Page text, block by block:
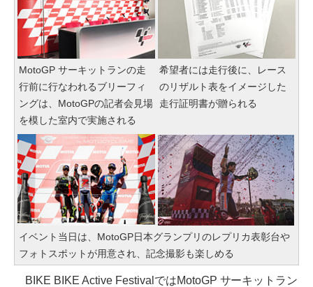
MotoGP サーキットランの走
行前に行なわれるブリーフィ
ングは、MotoGPの記者会見場
を模した室内で実施される
希望者には走行後に、レース
のリザルト表をイメージした
走行証明書が贈られる
イベント当日は、MotoGP日本グランプリのレプリカ表彰台や
フォトスポットが用意され、記念撮影も楽しめる
BIKE BIKE Active FestivalではMotoGP サーキットラン